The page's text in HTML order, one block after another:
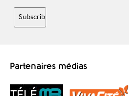
Partenaires médias